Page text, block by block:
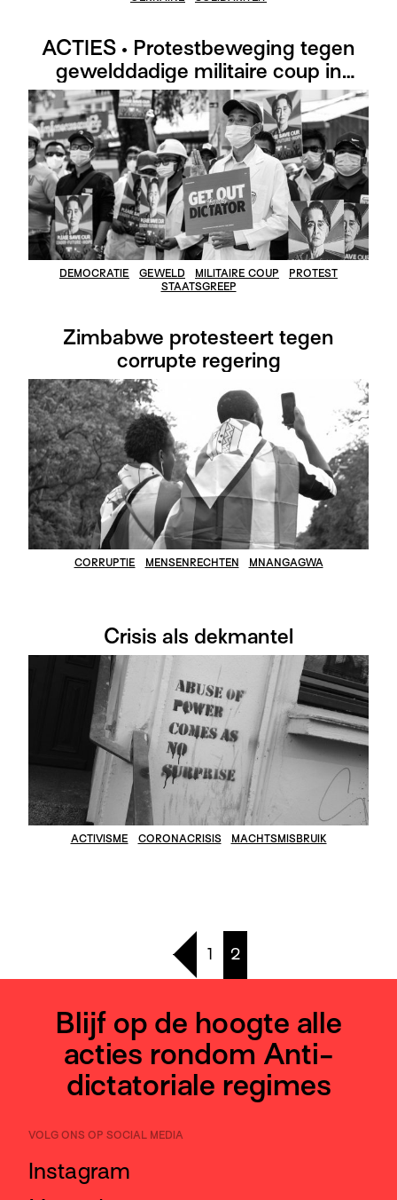
ACTIES • Protestbeweging tegen
gewelddadige militaire coup in
Myanmar
DEMOCRATIE GEWELD MILITAIRE COUP
PROTEST
STAATSGREEP
Zimbabwe protesteert tegen
corrupte regering
CORRUPTIE MENSENRECHTEN MNANGAGWA
Crisis als dekmantel
ACTIVISME CORONACRISIS MACHTSMISBRUIK
1 2
Blijf op de hoogte alle
acties rondom Anti-
dictatoriale regimes
VOLG ONS OP SOCIAL MEDIA
Instagram